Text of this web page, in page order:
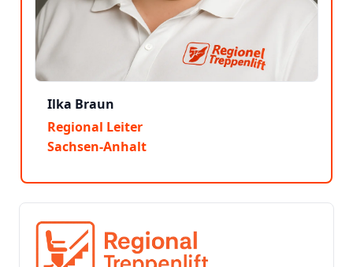
Ilka Braun
Regional Leiter
Sachsen-Anhalt